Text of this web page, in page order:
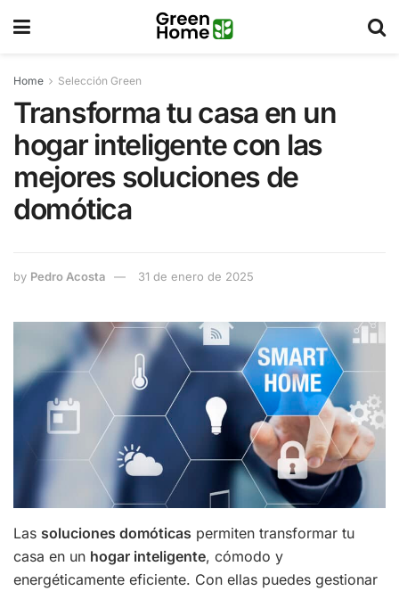
Home Selección Green
Transforma tu casa en un
hogar inteligente con las
mejores soluciones de
domótica
by Pedro Acosta 31 de enero de 2025
Las soluciones domóticas permiten transformar tu
casa en un hogar inteligente, cómodo y
energéticamente eficiente. Con ellas puedes gestionar